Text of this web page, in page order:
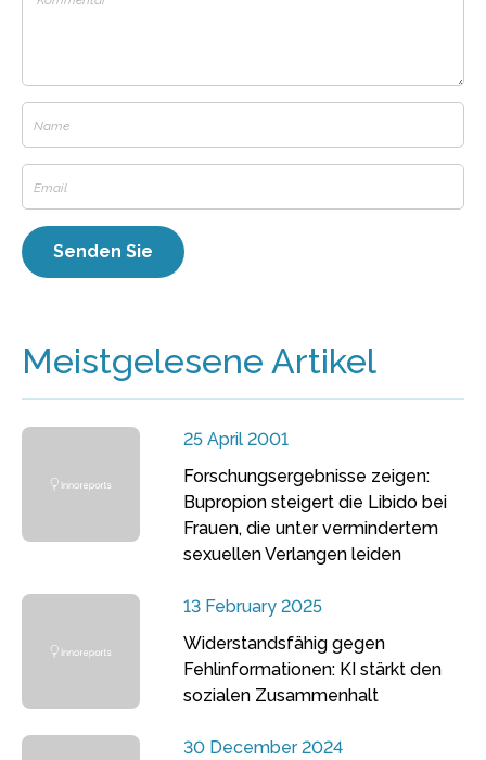
Meistgelesene Artikel
25 April 2001
Forschungsergebnisse zeigen:
Bupropion steigert die Libido bei
Frauen, die unter vermindertem
sexuellen Verlangen leiden
13 February 2025
Widerstandsfähig gegen
Fehlinformationen: KI stärkt den
sozialen Zusammenhalt
30 December 2024